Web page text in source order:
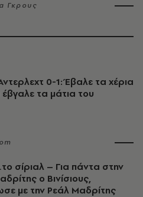
Γκρους
0-1: Έβαλε τα χέρια
έβγαλε τα μάτια του
σίριαλ – Για πάντα στην
ο Βινίσιους,
με την Ρεάλ Μαδρίτης